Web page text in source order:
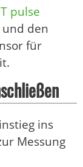
pulse
den
für
ins
Messung